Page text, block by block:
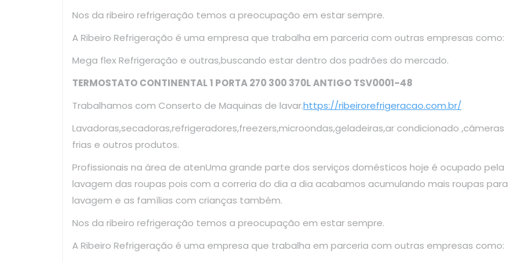
Nos da ribeiro refrigeração temos a preocupação em estar sempre.
A Ribeiro Refrigeração é uma empresa que trabalha em parceria com outras empresas como:
Mega flex Refrigeração e outras,buscando estar dentro dos padrões do mercado.
TERMOSTATO CONTINENTAL 1 PORTA 270 300 370L ANTIGO TSV0001-48
Trabalhamos com Conserto de Maquinas de lavar.https://ribeirorefrigeracao.com.br/
Lavadoras,secadoras,refrigeradores,freezers,microondas,geladeiras,ar condicionado ,câmeras
frias e outros produtos.
Profissionais na área de atenUma grande parte dos serviços domésticos hoje é ocupado pela
lavagem das roupas pois com a correria do dia a dia acabamos acumulando mais roupas para
lavagem e as famílias com crianças também.
Nos da ribeiro refrigeração temos a preocupação em estar sempre.
A Ribeiro Refrigeração é uma empresa que trabalha em parceria com outras empresas como: